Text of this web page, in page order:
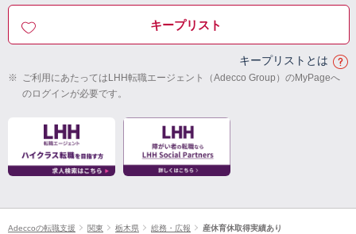
キープリスト
キープリストとは
※ ご利用にあたってはLHH転職エージェント（Adecco Group）のMyPageへ
のログインが必要です。
Adeccoの転職支援 関東 栃木県 総務・広報 産休育休取得実績あり